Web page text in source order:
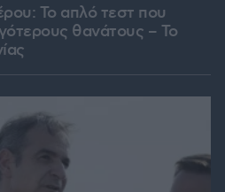
Το απλό τεστ που
θανάτους – Το